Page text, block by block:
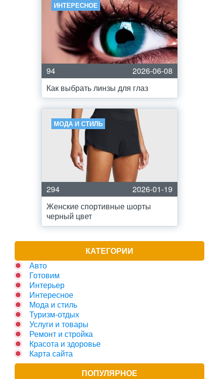
ИНТЕРЕСНОЕ
94
2026-06-08
Как выбрать линзы для глаз
МОДА И СТИЛЬ
294
2026-01-19
Женские спортивные шорты
черный цвет
КАТЕГОРИИ
Авто
Готовим
Интерьер
Интересное
Мода и стиль
Туризм-отдых
Услуги и товары
Ремонт и стройка
Красота и здоровье
Карта сайта
ПОПУЛЯРНОЕ